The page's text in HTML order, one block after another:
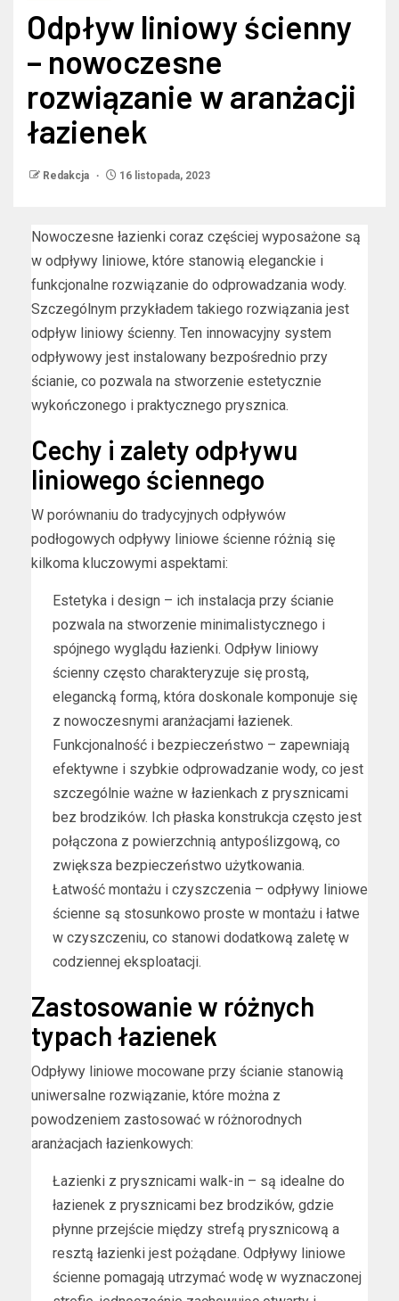
Odpływ liniowy ścienny
– nowoczesne
rozwiązanie w aranżacji
łazienek
Redakcja 16 listopada, 2023
Nowoczesne łazienki coraz częściej wyposażone są
w odpływy liniowe, które stanowią eleganckie i
funkcjonalne rozwiązanie do odprowadzania wody.
Szczególnym przykładem takiego rozwiązania jest
odpływ liniowy ścienny. Ten innowacyjny system
odpływowy jest instalowany bezpośrednio przy
ścianie, co pozwala na stworzenie estetycznie
wykończonego i praktycznego prysznica.
Cechy i zalety odpływu
liniowego ściennego
W porównaniu do tradycyjnych odpływów
podłogowych odpływy liniowe ścienne różnią się
kilkoma kluczowymi aspektami:
Estetyka i design – ich instalacja przy ścianie
pozwala na stworzenie minimalistycznego i
spójnego wyglądu łazienki. Odpływ liniowy
ścienny często charakteryzuje się prostą,
elegancką formą, która doskonale komponuje się
z nowoczesnymi aranżacjami łazienek.
Funkcjonalność i bezpieczeństwo – zapewniają
efektywne i szybkie odprowadzanie wody, co jest
szczególnie ważne w łazienkach z prysznicami
bez brodzików. Ich płaska konstrukcja często jest
połączona z powierzchnią antypoślizgową, co
zwiększa bezpieczeństwo użytkowania.
Łatwość montażu i czyszczenia – odpływy liniowe
ścienne są stosunkowo proste w montażu i łatwe
w czyszczeniu, co stanowi dodatkową zaletę w
codziennej eksploatacji.
Zastosowanie w różnych
typach łazienek
Odpływy liniowe mocowane przy ścianie stanowią
uniwersalne rozwiązanie, które można z
powodzeniem zastosować w różnorodnych
aranżacjach łazienkowych:
Łazienki z prysznicami walk-in – są idealne do
łazienek z prysznicami bez brodzików, gdzie
płynne przejście między strefą prysznicową a
resztą łazienki jest pożądane. Odpływy liniowe
ścienne pomagają utrzymać wodę w wyznaczonej